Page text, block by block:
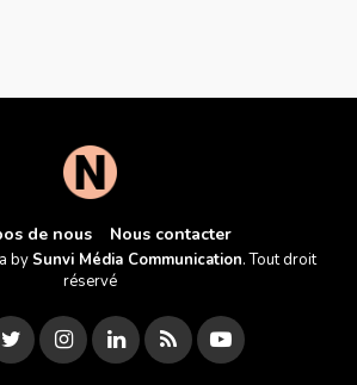
de nous Nous contacter
by Sunvi Média Communication. Tout droit
réservé